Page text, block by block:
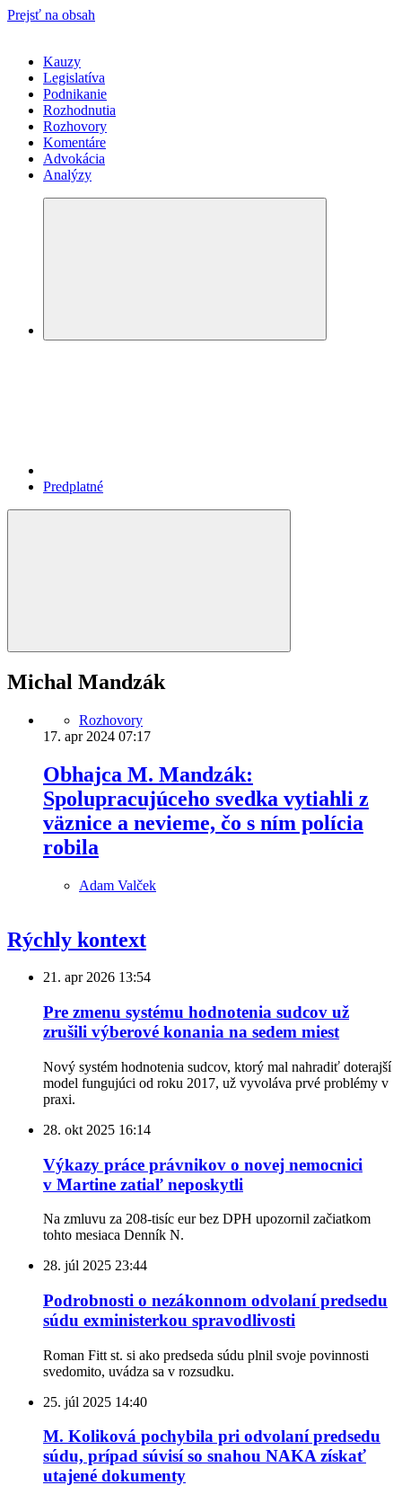
Prejsť na obsah
Kauzy
Legislatíva
Podnikanie
Rozhodnutia
Rozhovory
Komentáre
Advokácia
Analýzy
Predplatné
Michal Mandzák
Rozhovory
17. apr 2024 07:17
Obhajca M. Mandzák:
Spolupracujúceho svedka vytiahli z
väznice a nevieme, čo s ním polícia
robila
Adam Valček
Rýchly kontext
21. apr 2026 13:54
Pre zmenu systému hodnotenia sudcov už
zrušili výberové konania na sedem miest
Nový systém hodnotenia sudcov, ktorý mal nahradiť doterajší
model fungujúci od roku 2017, už vyvoláva prvé problémy v
praxi.
28. okt 2025 16:14
Výkazy práce právnikov o novej nemocnici
v Martine zatiaľ neposkytli
Na zmluvu za 208-tisíc eur bez DPH upozornil začiatkom
tohto mesiaca Denník N.
28. júl 2025 23:44
Podrobnosti o nezákonnom odvolaní predsedu
súdu exministerkou spravodlivosti
Roman Fitt st. si ako predseda súdu plnil svoje povinnosti
svedomito, uvádza sa v rozsudku.
25. júl 2025 14:40
M. Koliková pochybila pri odvolaní predsedu
súdu, prípad súvisí so snahou NAKA získať
utajené dokumenty